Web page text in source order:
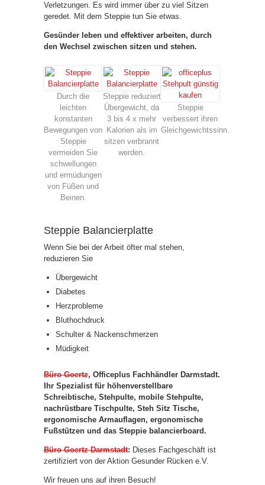
Verletzungen. Es wird immer über zu viel Sitzen
geredet. Mit dem Steppie tun Sie etwas.
Gesünder leben und effektiver arbeiten, durch
den Wechsel zwischen sitzen und stehen.
Durch die
leichten
konstanten
Bewegungen von
Steppie
vermeiden Sie
schwellungen
und ermüdungen
von Füßen und
Beinen.
Steppie reduziert
Übergewicht, da
3 bis 4 x mehr
Kalorien als im
sitzen verbrannt
werden.
Steppie
verbessert ihren
Gleichgewichtssinn.
Steppie Balancierplatte
Wenn Sie bei der Arbeit öfter mal stehen,
reduzieren Sie
Übergewicht
Diabetes
Herzprobleme
Bluthochdruck
Schulter & Nackenschmerzen
Müdigkeit
Büro Goertz, Officeplus Fachhändler Darmstadt.
Ihr Spezialist für höhenverstellbare
Schreibtische, Stehpulte, mobile Stehpulte,
nachrüstbare Tischpulte, Steh Sitz Tische,
ergonomische Armauflagen, ergonomische
Fußstützen und das Steppie balancierboard.
Büro Goertz Darmstadt: Dieses Fachgeschäft ist
zertifiziert von der Aktion Gesunder Rücken e.V.
Wir freuen uns auf ihren Besuch!